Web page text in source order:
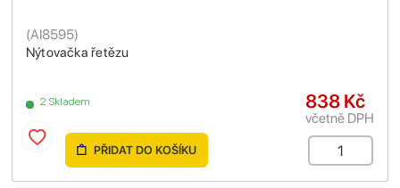
Nýtovačka řetězu
(AI8595)
2 Skladem 838 Kč
včetně DPH
PŘIDAT DO KOŠÍKU